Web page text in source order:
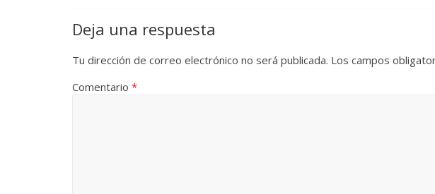
Deja una respuesta
Tu dirección de correo electrónico no será publicada. Los campos
Comentario *